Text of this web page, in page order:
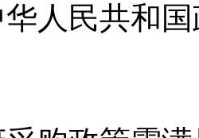
华人民共和